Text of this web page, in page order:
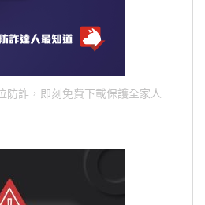
防詐，即刻免費下載保護全家人